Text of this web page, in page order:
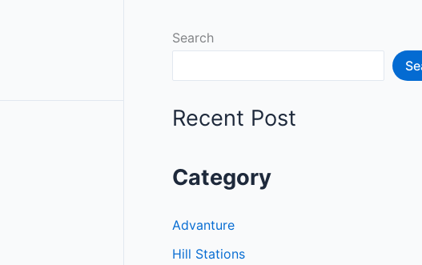
Search
Recent Post
Category
Advanture
Hill Stations